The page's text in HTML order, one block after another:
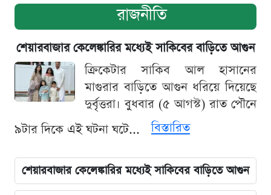
রাজনীতি
শেয়ারবাজার কেলেঙ্কারির মধ্যেই সাকিবের বাড়িতে আগুন
ক্রিকেটার সাকিব আল হাসানের
মাগুরার বাড়িতে আগুন ধরিয়ে দিয়েছে
দুর্বৃত্তরা। বুধবার (৫ আগস্ট) রাত পৌনে
৯টার দিকে এই ঘটনা ঘটে...
বিস্তারিত
শেয়ারবাজার কেলেঙ্কারির মধ্যেই সাকিবের বাড়িতে আগুন